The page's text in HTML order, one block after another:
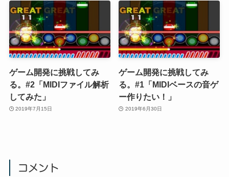
ゲーム開発に挑戦してみ
る。#2「MIDIファイル解析
してみた」
2019年7月15日
ゲーム開発に挑戦してみ
る。#1「MIDIベースの音ゲ
ー作りたい！」
2019年6月30日
コメント